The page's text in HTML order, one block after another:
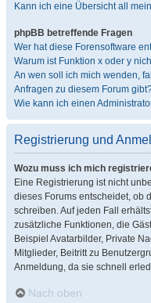
Kann ich eine Übersicht all
phpBB betreffende Fragen
Wer hat diese Forensoftware
Warum ist Funktion x oder y
An wen soll ich mich wenden,
Anfragen zu diesem Forum
Wie kann ich einen
Registrierung und
Wozu muss ich mich
Eine Registrierung ist nicht
dieses Forums entscheidet, ob
schreiben. Auf jeden Fall
zusätzliche Funktionen, die
Beispiel Avatarbilder, Private
Mitglieder, Beitritt zu
Anmeldung, da sie schnell
Nach oben